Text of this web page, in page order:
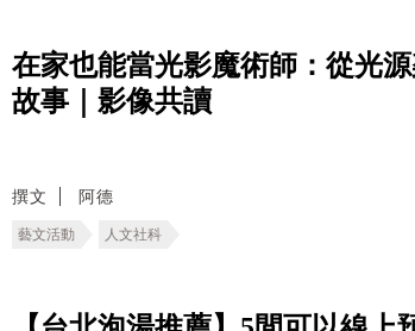
在家也能當光影魔術師：從光
故事｜影像共讀
撰文 阿德
藝文活動 人文社科